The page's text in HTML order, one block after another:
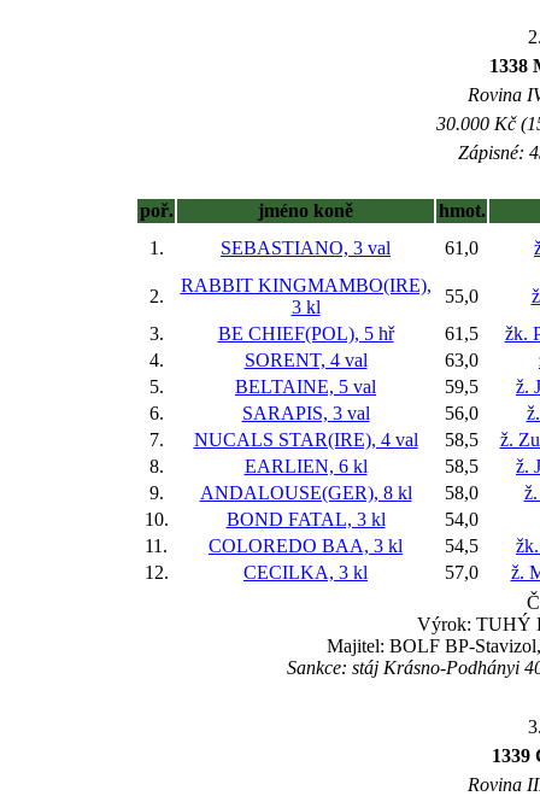
1338
Rovina
30.000 Kč
Zápisné:
poř. jméno koně
hmot.
1.
SEBASTIANO, 3 val 61,0
2.
RABBIT KINGMAMBO(IRE),
3 kl
55,0
3.
BE CHIEF(POL), 5 hř 61,5
žk.
4.
SORENT, 4 val 63,0
5.
BELTAINE, 5 val 59,5
ž.
6.
SARAPIS, 3 val 56,0
7.
NUCALS STAR(IRE), 4 val 58,5
ž.
8.
EARLIEN, 6 kl 58,5
ž.
9.
ANDALOUSE(GER), 8 kl 58,0
10.
BOND FATAL, 3 kl
54,0
11.
COLOREDO BAA, 3 kl 54,5
12.
CECILKA, 3 kl 57,0
ž.
Výrok: TUHÝ
Majitel: BOLF BP-
Sankce: stáj Krásno-Podhányi
1339
Rovina